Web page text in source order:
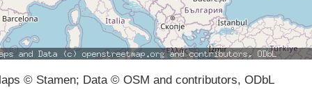
© Stamen; Data © OSM and contributors, ODbL